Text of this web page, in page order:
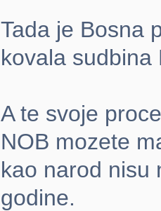
Tada je Bosna
kovala sudbina
A te svoje
NOB mozete
kao narod nisu
godine.